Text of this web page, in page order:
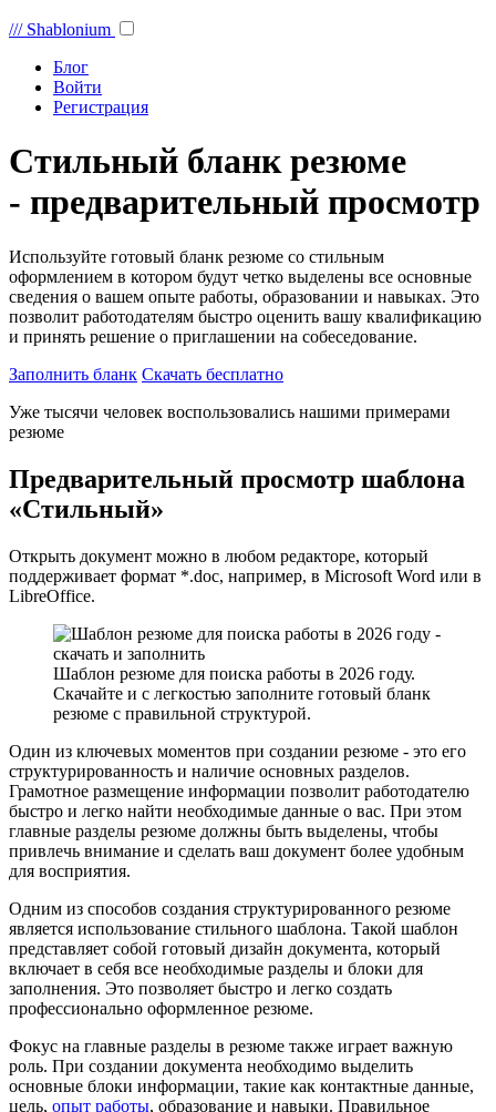
/// Shablonium
Блог
Войти
Регистрация
Стильный бланк резюме
- предварительный просмотр
Используйте готовый бланк резюме со стильным
оформлением в котором будут четко выделены все основные
сведения о вашем опыте работы, образовании и навыках. Это
позволит работодателям быстро оценить вашу квалификацию
и принять решение о приглашении на собеседование.
Заполнить бланк Скачать бесплатно
Уже тысячи человек воспользовались нашими примерами
резюме
Предварительный просмотр шаблона
«Стильный»
Открыть документ можно в любом редакторе, который
поддерживает формат *.doc, например, в Microsoft Word или в
LibreOffice.
Шаблон резюме для поиска работы в 2026 году.
Скачайте и с легкостью заполните готовый бланк
резюме с правильной структурой.
Один из ключевых моментов при создании резюме - это его
структурированность и наличие основных разделов.
Грамотное размещение информации позволит работодателю
быстро и легко найти необходимые данные о вас. При этом
главные разделы резюме должны быть выделены, чтобы
привлечь внимание и сделать ваш документ более удобным
для восприятия.
Одним из способов создания структурированного резюме
является использование стильного шаблона. Такой шаблон
представляет собой готовый дизайн документа, который
включает в себя все необходимые разделы и блоки для
заполнения. Это позволяет быстро и легко создать
профессионально оформленное резюме.
Фокус на главные разделы в резюме также играет важную
роль. При создании документа необходимо выделить
основные блоки информации, такие как контактные данные,
цель, опыт работы, образование и навыки. Правильное